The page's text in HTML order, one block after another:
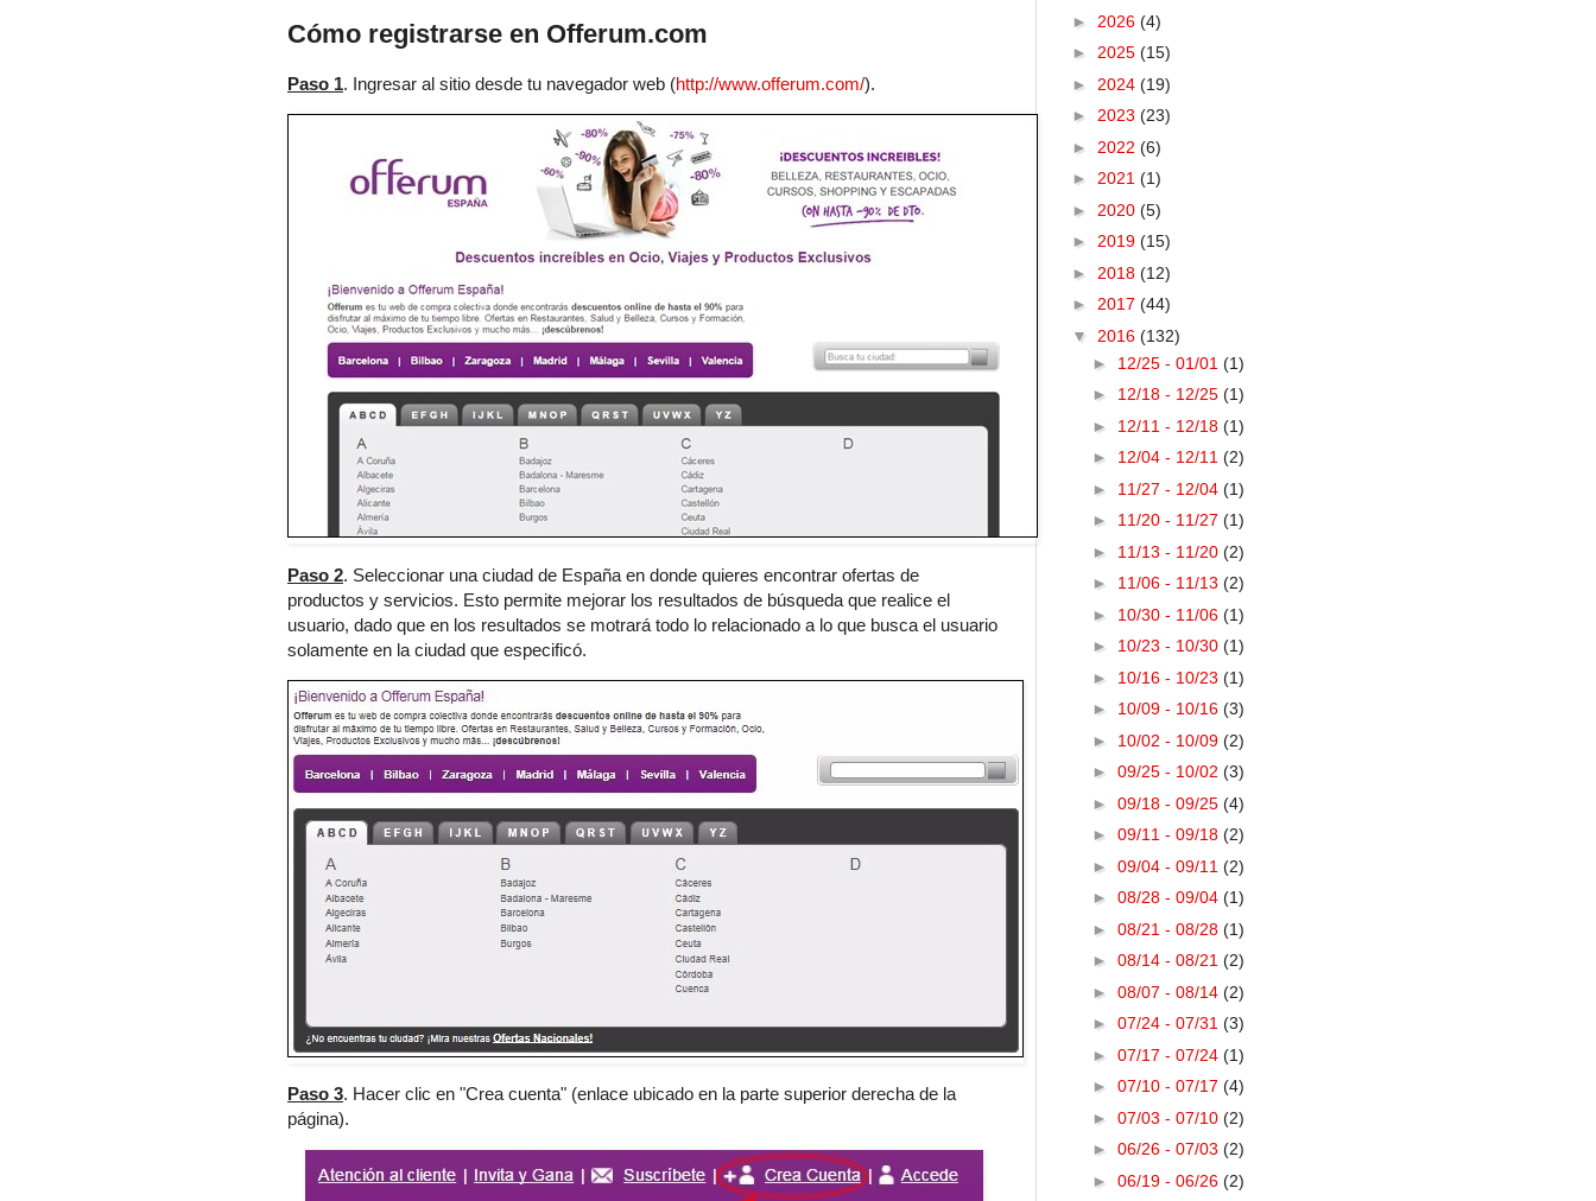
Cómo registrarse en Offerum.com
Paso 1. Ingresar al sitio desde tu navegador web (http://www.offerum.com/).
Paso 2. Seleccionar una ciudad de España en donde quieres encontrar ofertas de
productos y servicios. Esto permite mejorar los resultados de búsqueda que realice el
usuario, dado que en los resultados se motrará todo lo relacionado a lo que busca el usuario
solamente en la ciudad que especificó.
Paso 3. Hacer clic en "Crea cuenta" (enlace ubicado en la parte superior derecha de la
página).
► 2026 (4)
► 2025 (15)
► 2024 (19)
► 2023 (23)
► 2022 (6)
► 2021 (1)
► 2020 (5)
► 2019 (15)
► 2018 (12)
► 2017 (44)
▼ 2016 (132)
► 12/25 - 01/01 (1)
► 12/18 - 12/25 (1)
► 12/11 - 12/18 (1)
► 12/04 - 12/11 (2)
► 11/27 - 12/04 (1)
► 11/20 - 11/27 (1)
► 11/13 - 11/20 (2)
► 11/06 - 11/13 (2)
► 10/30 - 11/06 (1)
► 10/23 - 10/30 (1)
► 10/16 - 10/23 (1)
► 10/09 - 10/16 (3)
► 10/02 - 10/09 (2)
► 09/25 - 10/02 (3)
► 09/18 - 09/25 (4)
► 09/11 - 09/18 (2)
► 09/04 - 09/11 (2)
► 08/28 - 09/04 (1)
► 08/21 - 08/28 (1)
► 08/14 - 08/21 (2)
► 08/07 - 08/14 (2)
► 07/24 - 07/31 (3)
► 07/17 - 07/24 (1)
► 07/10 - 07/17 (4)
► 07/03 - 07/10 (2)
► 06/26 - 07/03 (2)
► 06/19 - 06/26 (2)